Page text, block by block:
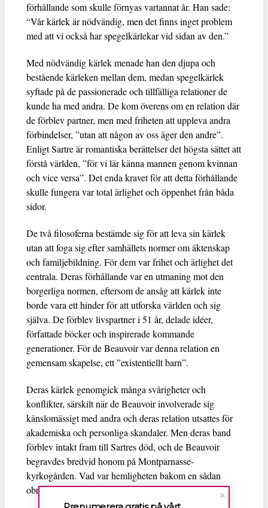
förhållande som skulle förnyas vartannat år. Han sade:
“Vår kärlek är nödvändig, men det finns inget problem
med att vi också har spegelkärlekar vid sidan av den.”
Med nödvändig kärlek menade han den djupa och
bestående kärleken mellan dem, medan spegelkärlek
syftade på de passionerade och tillfälliga relationer de
kunde ha med andra. De kom överens om en relation där
de förblev partner, men med friheten att uppleva andra
förbindelser, ”utan att någon av oss äger den andre”.
Enligt Sartre är romantiska berättelser det högsta sättet att
förstå världen, ”för vi lär känna mannen genom kvinnan
och vice versa”. Det enda kravet för att detta förhållande
skulle fungera var total ärlighet och öppenhet från båda
sidor.
De två filosoferna bestämde sig för att leva sin kärlek
utan att foga sig efter samhällets normer om äktenskap
och familjebildning. För dem var frihet och ärlighet det
centrala. Deras förhållande var en utmaning mot den
borgerliga normen, eftersom de ansåg att kärlek inte
borde vara ett hinder för att utforska världen och sig
själva. De förblev livspartner i 51 år, delade idéer,
författade böcker och inspirerade kommande
generationer. För de Beauvoir var denna relation en
gemensam skapelse, ett ”existentiellt barn”.
Deras kärlek genomgick många svårigheter och
konflikter, särskilt när de Beauvoir involverade sig
känslomässigt med andra och deras relation utsattes för
akademiska och personliga skandaler. Men deras band
förblev intakt fram till Sartres död, och de Beauvoir
begravdes bredvid honom på Montparnasse-
kyrkogården. Vad var hemligheten bakom en sådan
obruten relation?